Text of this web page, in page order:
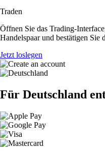
Traden
Öffnen Sie das Trading-
Handelspaar und bestätigen Sie
Jetzt loslegen
Für Deutschland